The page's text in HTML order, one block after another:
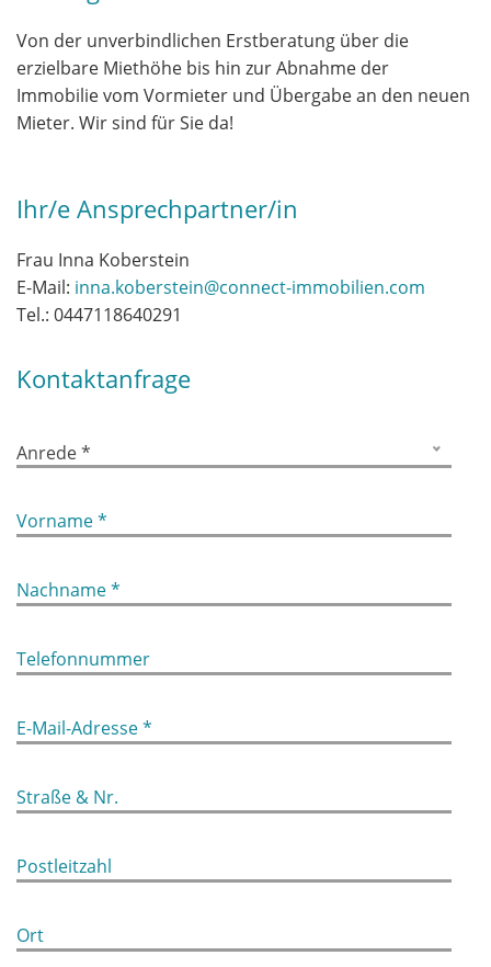
Von der unverbindlichen Erstberatung über die
erzielbare Miethöhe bis hin zur Abnahme der
Immobilie vom Vormieter und Übergabe an den neuen
Mieter. Wir sind für Sie da!
Ihr/e Ansprechpartner/in
Frau Inna Koberstein
E-Mail: inna.koberstein@connect-immobilien.com
Tel.: 0447118640291
Kontaktanfrage
Anrede *
Vorname *
Nachname *
Telefonnummer
E-Mail-Adresse *
Straße & Nr.
Postleitzahl
Ort